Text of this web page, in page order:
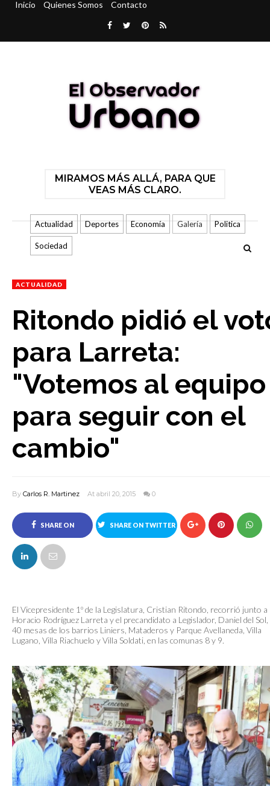
Inicio Quienes Somos Contacto
MIRAMOS MÁS ALLÁ, PARA QUE
VEAS MÁS CLARO.
Actualidad Deportes Economía Galería Politica
Sociedad
ACTUALIDAD
Ritondo pidió el
para Larreta:
"Votemos al equipo
para seguir con el
cambio"
By Carlos R. Martinez At abril 20, 2015 0
SHARE ON
FACEBOOK
SHARE ON TWITTER
El Vicepresidente 1º de la Legislatura, Cristian Ritondo, recorrió junto a
Horacio Rodríguez Larreta y el precandidato a Legislador, Daniel del Sol,
40 mesas de los barrios Liniers, Mataderos y Parque Avellaneda, Villa
Lugano, Villa Riachuelo y Villa Soldati, en las comunas 8 y 9.